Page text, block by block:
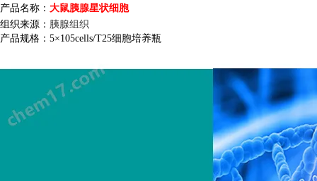
产品名称： 大鼠胰腺星状细胞
组织来源： 胰腺组织
产品规格： 5×105cells/T25细胞培养瓶